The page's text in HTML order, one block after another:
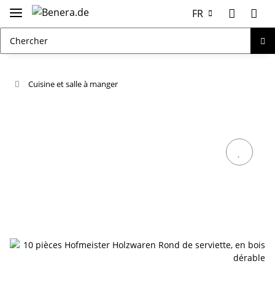
FR
Cuisine et salle à manger